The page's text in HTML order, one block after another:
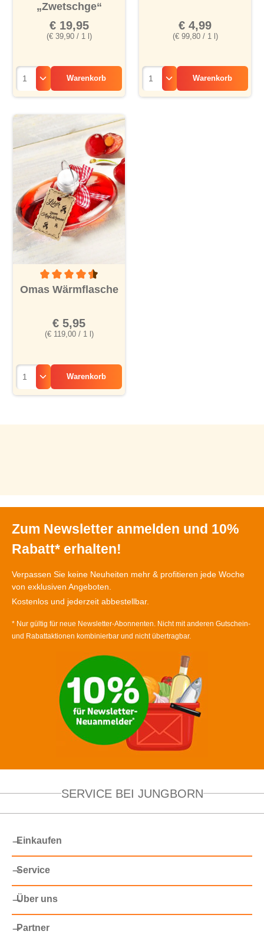
„Zwetschge“
(€ 39,90 / 1 l)
€ 19,95
Warenkorb
(€ 99,80 / 1 l)
€ 4,99
Warenkorb
Durchschnittliche Bewertung von 4.6 von 5 Sternen
Omas Wärmflasche
(€ 119,00 / 1 l)
€ 5,95
Warenkorb
Zum Newsletter anmelden und 10%
Rabatt* erhalten!
Verpassen Sie keine Neuheiten mehr & profitieren jede Woche
von exklusiven Angeboten.
Kostenlos und jederzeit abbestellbar.
* Nur gültig für neue Newsletter-Abonnenten. Nicht mit anderen Gutschein-
und Rabattaktionen kombinierbar und nicht übertragbar.
SERVICE BEI JUNGBORN
Einkaufen
Service
Über uns
Partner